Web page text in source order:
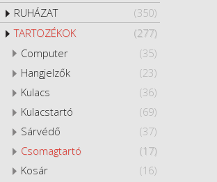
(350)
RUHÁZAT
(277)
TARTOZÉKOK
(35)
Computer
(23)
Hangjelzők
(36)
Kulacs
(69)
Kulacstartó
(37)
Sárvédő
(17)
Csomagtartó
(16)
Kosár